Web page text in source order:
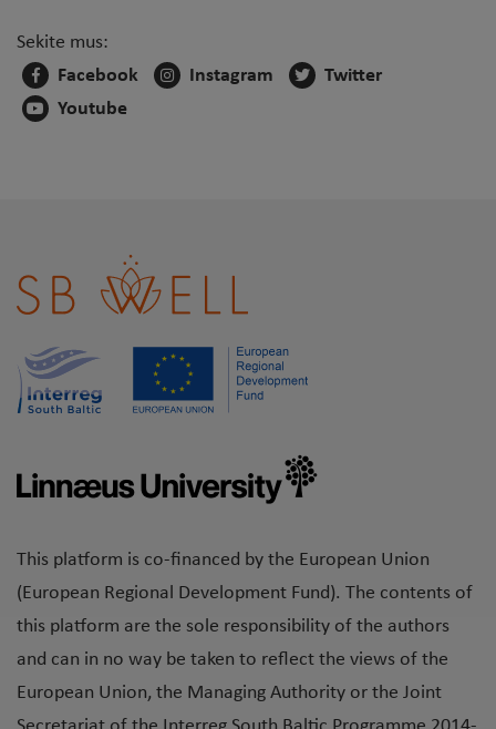
Sekite mus:
Facebook
Instagram
Twitter
Youtube
This platform is co-financed by the European Union
(European Regional Development Fund). The contents of
this platform are the sole responsibility of the authors
and can in no way be taken to reflect the views of the
European Union, the Managing Authority or the Joint